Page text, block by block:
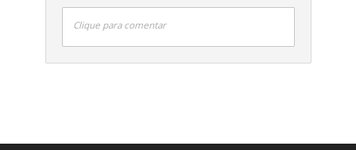
Clique para comentar